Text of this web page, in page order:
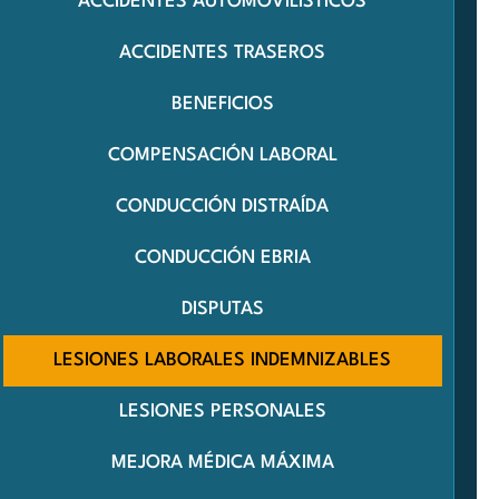
ACCIDENTES TRASEROS
BENEFICIOS
COMPENSACIÓN LABORAL
CONDUCCIÓN DISTRAÍDA
CONDUCCIÓN EBRIA
DISPUTAS
LESIONES LABORALES INDEMNIZABLES
LESIONES PERSONALES
MEJORA MÉDICA MÁXIMA